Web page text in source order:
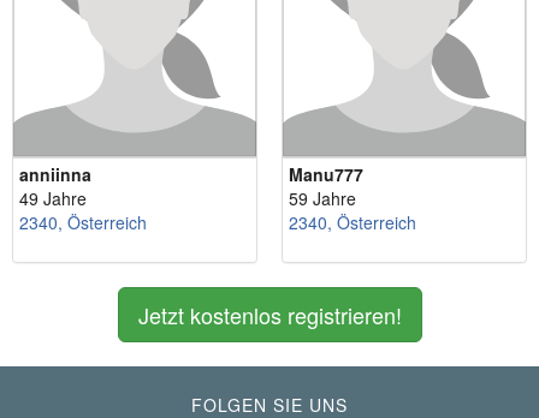
anniinna
49 Jahre
2340, Österreich
Manu777
59 Jahre
2340, Österreich
Jetzt kostenlos registrieren!
FOLGEN SIE UNS